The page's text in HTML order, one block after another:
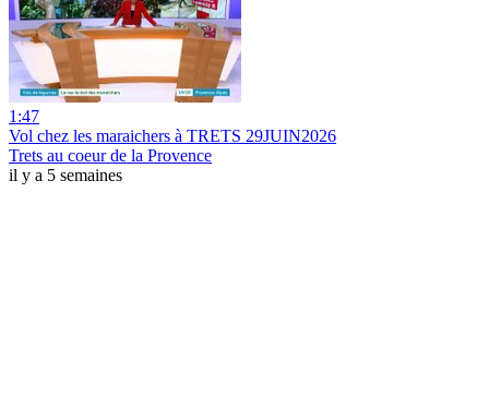
1:47
Vol chez les maraichers à TRETS 29JUIN2026
Trets au coeur de la Provence
il y a 5 semaines